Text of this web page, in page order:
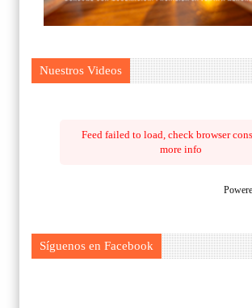
Nuestros Videos
Feed failed to load, check browser
more info
Síguenos en Facebook